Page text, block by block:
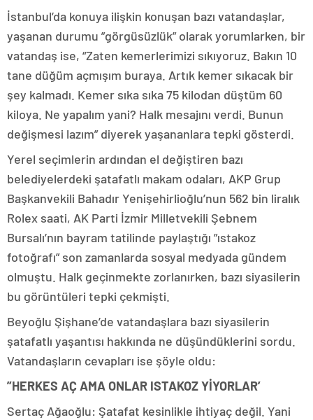
İstanbul’da konuya ilişkin konuşan bazı vatandaşlar,
yaşanan durumu ”görgüsüzlük” olarak yorumlarken, bir
vatandaş ise, “Zaten kemerlerimizi sıkıyoruz. Bakın 10
tane düğüm açmışım buraya. Artık kemer sıkacak bir
şey kalmadı. Kemer sıka sıka 75 kilodan düştüm 60
kiloya. Ne yapalım yani? Halk mesajını verdi. Bunun
değişmesi lazım” diyerek yaşananlara tepki gösterdi.
Yerel seçimlerin ardından el değiştiren bazı
belediyelerdeki şatafatlı makam odaları, AKP Grup
Başkanvekili Bahadır Yenişehirlioğlu’nun 562 bin liralık
Rolex saati, AK Parti İzmir Milletvekili Şebnem
Bursalı’nın bayram tatilinde paylaştığı ”ıstakoz
fotoğrafı” son zamanlarda sosyal medyada gündem
olmuştu. Halk geçinmekte zorlanırken, bazı siyasilerin
bu görüntüleri tepki çekmişti.
Beyoğlu Şişhane’de vatandaşlara bazı siyasilerin
şatafatlı yaşantısı hakkında ne düşündüklerini sordu.
Vatandaşların cevapları ise şöyle oldu:
”HERKES AÇ AMA ONLAR ISTAKOZ YİYORLAR’
Sertaç Ağaoğlu: Şatafat kesinlikle ihtiyaç değil. Yani